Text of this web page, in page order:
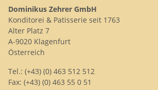
Dominikus Zehrer GmbH
Konditorei & Patisserie seit 1763
Alter Platz 7
A-9020 Klagenfurt
Österreich
Tel.: (+43) (0) 463 512 512
Fax: (+43) (0) 463 55 0 51